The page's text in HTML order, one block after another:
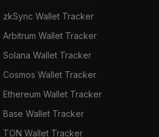
zkSync Wallet Tracker
Arbitrum Wallet Tracker
Solana Wallet Tracker
Cosmos Wallet Tracker
Ethereum Wallet Tracker
Base Wallet Tracker
TON Wallet Tracker